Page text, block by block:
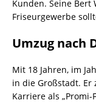
Kunden. Seine
Friseurgewerbe
Umzug nach
Mit 18 Jahren, im
in die Großstadt. Er
Karriere als